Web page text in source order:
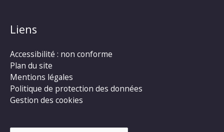
Liens
Accessibilité : non conforme
Plan du site
Mentions légales
Politique de protection des données
Gestion des cookies